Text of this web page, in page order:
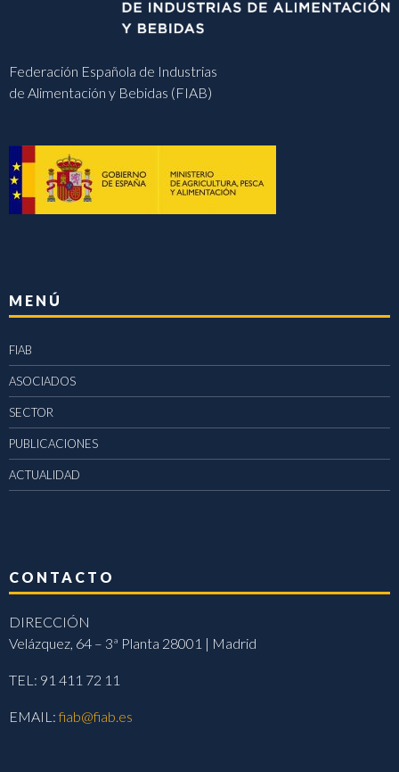
Federación Española de Industrias
de Alimentación y Bebidas (FIAB)
MENÚ
FIAB
ASOCIADOS
SECTOR
PUBLICACIONES
ACTUALIDAD
CONTACTO
DIRECCIÓN
Velázquez, 64 – 3ª Planta 28001 | Madrid
TEL: 91 411 72 11
EMAIL:fiab@fiab.es